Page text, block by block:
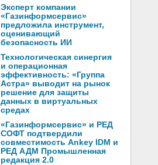
Эксперт компании
«Газинформсервис»
предложила инструмент,
оценивающий
безопасность ИИ
Технологическая синергия
и операционная
эффективность: «Группа
Астра» выводит на рынок
решение для защиты
данных в виртуальных
средах
«Газинформсервис» и РЕД
СОФТ подтвердили
совместимость Ankey IDM и
РЕД АДМ Промышленная
редакция 2.0